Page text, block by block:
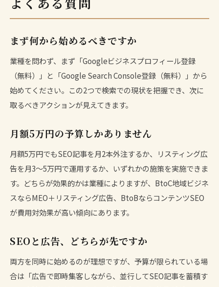
まず何から始めるべきですか
業種を問わず、まず「Googleビジネスプロフィール登録
（無料）」と「Google Search Console登録（無料）」から
始めてください。この2つで検索での現状を把握でき、次に
取るべきアクションが見えてきます。
月額5万円の予算しかありません
月額5万円でもSEO記事を月2本外注するか、リスティング広
告を月3〜5万円で運用するか、いずれかの施策を実施できま
す。どちらが効果的かは業種によりますが、BtoC地域ビジネ
スならMEO＋リスティング広告、BtoBならコンテンツSEO
が費用対効果が高い傾向にあります。
SEOと広告、どちらが先ですか
両方を同時に始めるのが理想ですが、予算が限られている場
合は「広告で即時集客しながら、並行してSEO記事を蓄積す